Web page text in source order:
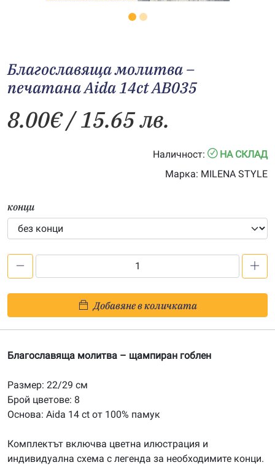
Благославяща молитва –
печатана Aida 14ct AB035
8.00€/ 15.65 лв.
Наличност:
НА СКЛАД
Марка: MILENA STYLE
конци
Благославяща
молитва
-
Aida
AB035
Добавяне в количката
Благославяща молитва – щампиран гоблен
Размер: 22/29 см
Брой цветове: 8
Основа: Aida 14 ct от 100% памук
Комплектът включва цветна илюстрация и
индивидуална схема с легенда за необходимите конци.